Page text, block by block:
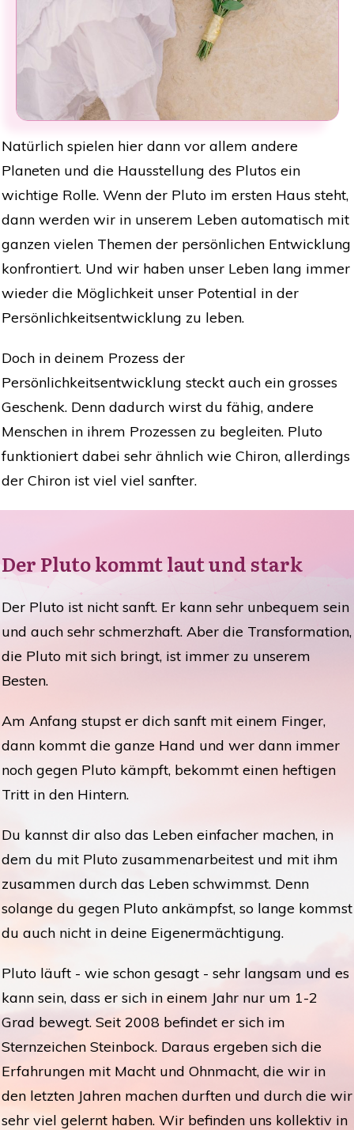
Natürlich spielen hier dann vor allem andere
Planeten und die Hausstellung des Plutos ein
wichtige Rolle. Wenn der Pluto im ersten Haus steht,
dann werden wir in unserem Leben automatisch mit
ganzen vielen Themen der persönlichen Entwicklung
konfrontiert. Und wir haben unser Leben lang immer
wieder die Möglichkeit unser Potential in der
Persönlichkeitsentwicklung zu leben.
Doch in deinem Prozess der
Persönlichkeitsentwicklung steckt auch ein grosses
Geschenk. Denn dadurch wirst du fähig, andere
Menschen in ihrem Prozessen zu begleiten. Pluto
funktioniert dabei sehr ähnlich wie Chiron, allerdings
der Chiron ist viel viel sanfter.
Der Pluto kommt laut und stark
Der Pluto ist nicht sanft. Er kann sehr unbequem sein
und auch sehr schmerzhaft. Aber die Transformation,
die Pluto mit sich bringt, ist immer zu unserem
Besten.
Am Anfang stupst er dich sanft mit einem Finger,
dann kommt die ganze Hand und wer dann immer
noch gegen Pluto kämpft, bekommt einen heftigen
Tritt in den Hintern.
Du kannst dir also das Leben einfacher machen, in
dem du mit Pluto zusammenarbeitest und mit ihm
zusammen durch das Leben schwimmst. Denn
solange du gegen Pluto ankämpfst, so lange kommst
du auch nicht in deine Eigenermächtigung.
Pluto läuft - wie schon gesagt - sehr langsam und es
kann sein, dass er sich in einem Jahr nur um 1-2
Grad bewegt. Seit 2008 befindet er sich im
Sternzeichen Steinbock. Daraus ergeben sich die
Erfahrungen mit Macht und Ohnmacht, die wir in
den letzten Jahren machen durften und durch die wir
sehr viel gelernt haben. Wir befinden uns kollektiv in